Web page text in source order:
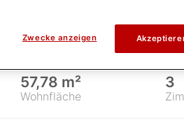
schöne
Münster
Wohnfläche
57,78 m² 3
Zwecke anzeigen